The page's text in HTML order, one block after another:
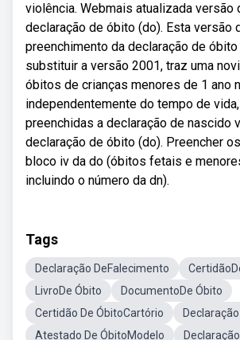
violência. Webmais atualizada versão
declaração de óbito (do). Esta versão
preenchimento da declaração de
substituir a versão 2001, traz uma
óbitos de crianças menores de 1 ano
independentemente do tempo de
preenchidas a declaração de nascido
declaração de óbito (do). Preencher
bloco iv da do (óbitos fetais e
incluindo o número da dn).
Tags
Declaração DeFalecimento
LivroDe Óbito
DocumentoDe Óbito
Certidão De ÓbitoCartório
Atestado De ÓbitoModelo